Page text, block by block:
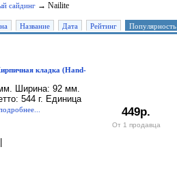
сайдинг → Nailite
Название Дата Рейтинг Популярность
кладка (Hand-
Ширина: 92 мм.
544 г. Единица
449р.
От 1 продавца